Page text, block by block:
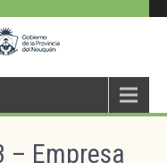
– Empresa